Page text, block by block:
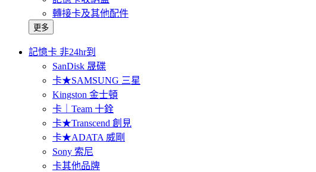
轉接卡及其他配件
更多
記憶卡 非24hr到
SanDisk 晟碟
卡★SAMSUNG 三星
Kingston 金士頓
卡｜Team 十銓
卡★Transcend 創見
卡★ADATA 威剛
Sony 索尼
卡其他品牌